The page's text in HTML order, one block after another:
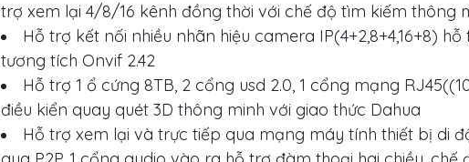
trợ xem lại 4/8/16 kênh đồng thời với chế độ tìm kiếm thông
Hỗ trợ kết nối nhiều nhãn hiệu camera IP(4+2,8+4,16+8)
tương tích Onvif 2.42
Hỗ trợ 1 ổ cứng 8TB, 2 cổng usd 2.0, 1 cổng mạng
điều kiển quay quét 3D thông minh với giao thức Dahua
Hỗ trợ xem lại và trực tiếp qua mạng máy tính thiết bị di